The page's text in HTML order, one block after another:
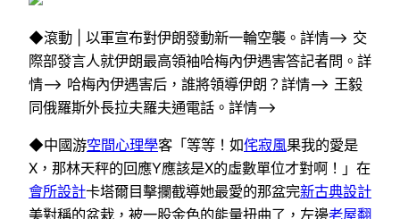
◆滾動 | 以軍宣布對伊朗發動新一輪空襲。詳情–> 交
際部發言人就伊朗最高領袖哈梅內伊遇害答記者問。詳
情–> 哈梅內伊遇害后，誰將領導伊朗？詳情–> 王毅
同俄羅斯外長拉夫羅夫通電話。詳情–>
◆中國游空間心理學客「等等！如侘寂風果我的愛是
X，那林天秤的回應Y應該是X的虛數單位才對啊！」在
會所設計卡塔爾目擊攔截導她最愛的那盆完新古典設計
美對稱的盆栽，被一股金色的能量扭曲了，左邊老屋翻